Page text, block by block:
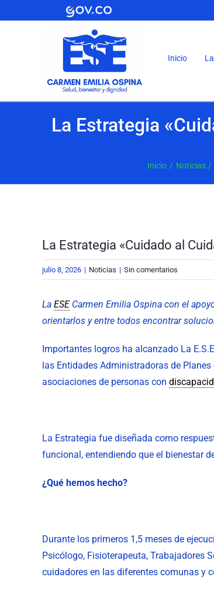
al
Inicio
La Estrategia
Inicio Noticias
imagen
más
grande
La Estrategia «Cuidado al
julio 8, 2026 | Noticias | Sin comentarios
La ESECarmen Emilia Ospina con el
orientarlos y entre todos encontrar
Importantes logros ha alcanzado La
las Entidades Administradoras de
asociaciones de personas con
La Estrategia fue diseñada como
funcional, entendiendo que el bienestar
¿Qué hemos hecho?
Durante los primeros 1,5 meses de
Psicólogo, Fisioterapeuta, Trabajadores
cuidadores en las diferentes comunas y